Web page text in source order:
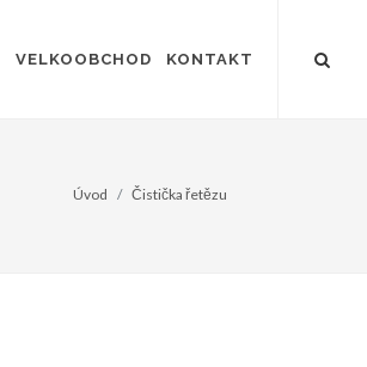
VELKOOBCHOD KONTAKT
Úvod Čistička řetězu